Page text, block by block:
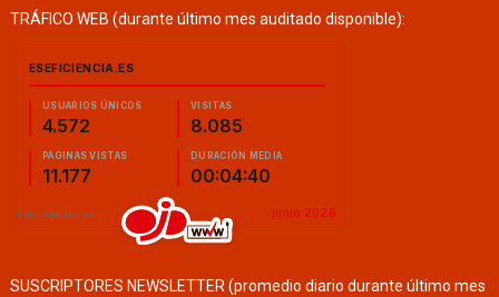
TRÁFICO WEB (durante último mes auditado disponible):
SUSCRIPTORES NEWSLETTER (promedio diario durante último mes